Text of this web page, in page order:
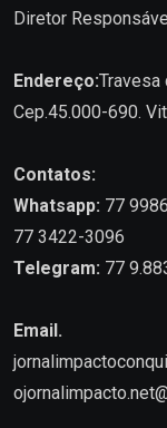
Diretor
Endereço:Travesa
Cep.45.000-690.
Contatos:
Whatsapp: 77
77 3422-3096
Telegram: 77
Email.